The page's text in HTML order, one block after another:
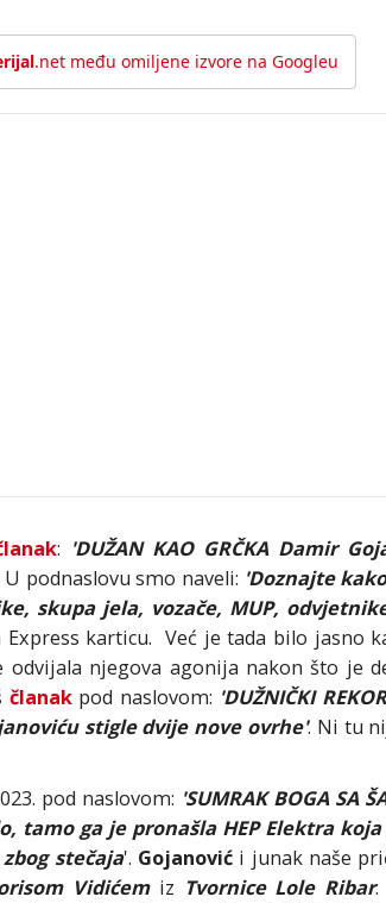
.net među omiljene izvore na Googleu
: 'DUŽAN KAO GRČKA Damir
U podnaslovu smo naveli: 'Doznajte
skupa jela, vozače, MUP,
karticu. Već je tada bilo jasno
njegova agonija nakon što je
članak pod naslovom: 'DUŽNIČKI
stigle dvije nove ovrhe'. Ni tu
pod naslovom: 'SUMRAK BOGA SA
tamo ga je pronašla HEP Elektra
stečaja'. Gojanović i junak naše
Vidićemiz Tvornice Lole Ribar.